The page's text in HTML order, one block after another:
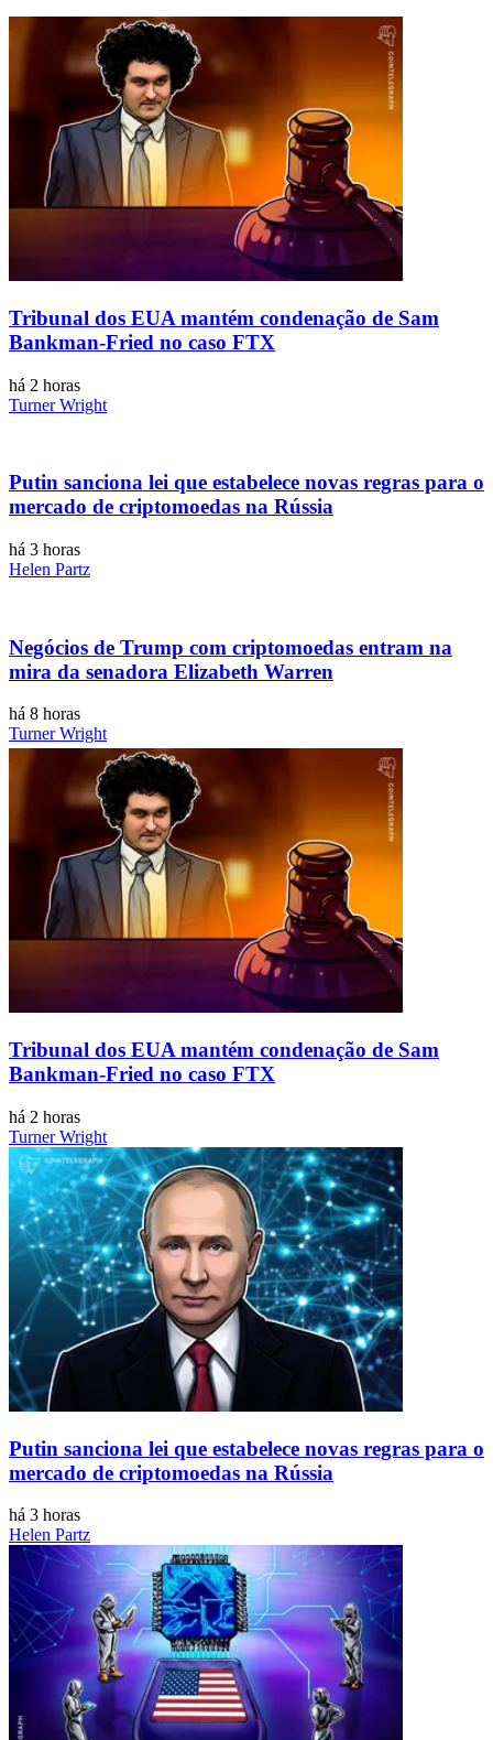
Tribunal dos EUA mantém condenação de Sam
Bankman-Fried no caso FTX
há 2 horas
Turner Wright
Putin sanciona lei que estabelece novas regras para o
mercado de criptomoedas na Rússia
há 3 horas
Helen Partz
Negócios de Trump com criptomoedas entram na
mira da senadora Elizabeth Warren
há 8 horas
Turner Wright
Tribunal dos EUA mantém condenação de Sam
Bankman-Fried no caso FTX
há 2 horas
Turner Wright
Putin sanciona lei que estabelece novas regras para o
mercado de criptomoedas na Rússia
há 3 horas
Helen Partz